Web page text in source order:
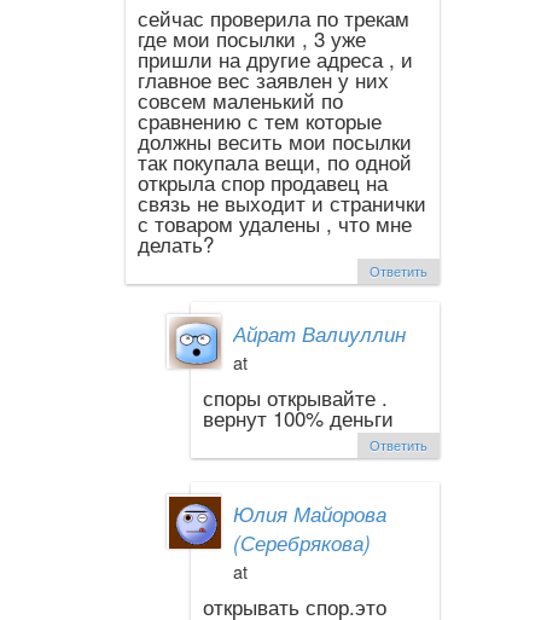
сейчас проверила по трекам
где мои посылки , 3 уже
пришли на другие адреса , и
главное вес заявлен у них
совсем маленький по
сравнению с тем которые
должны весить мои посылки
так покупала вещи, по одной
открыла спор продавец на
связь не выходит и странички
с товаром удалены , что мне
делать?
Ответить
Айрат Валиуллин
at
споры открывайте .
вернут 100% деньги
Ответить
Юлия Майорова
(Серебрякова)
at
открывать спор.это